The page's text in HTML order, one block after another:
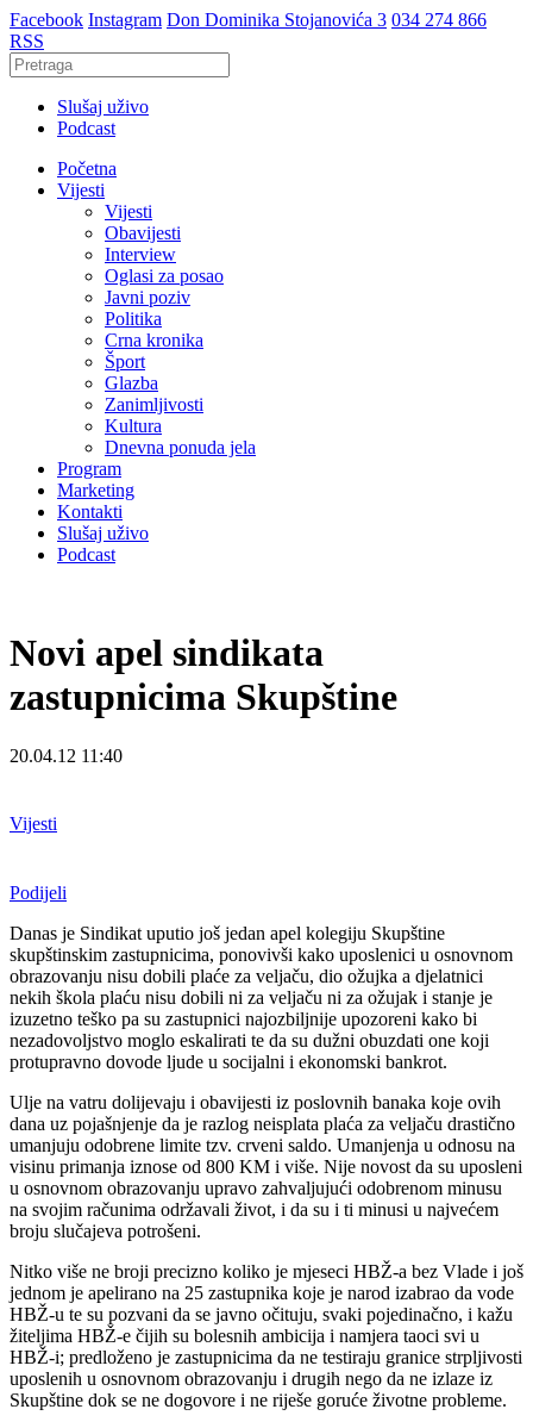
Facebook Instagram Don Dominika Stojanovića 3 034 274 866
RSS
Slušaj uživo
Podcast
Početna
Vijesti
Vijesti
Obavijesti
Interview
Oglasi za posao
Javni poziv
Politika
Crna kronika
Šport
Glazba
Zanimljivosti
Kultura
Dnevna ponuda jela
Program
Marketing
Kontakti
Slušaj uživo
Podcast
Novi apel sindikata
zastupnicima Skupštine
20.04.12 11:40
Vijesti
Podijeli
Danas je Sindikat uputio još jedan apel kolegiju Skupštine
skupštinskim zastupnicima, ponovivši kako uposlenici u osnovnom
obrazovanju nisu dobili plaće za veljaču, dio ožujka a djelatnici
nekih škola plaću nisu dobili ni za veljaču ni za ožujak i stanje je
izuzetno teško pa su zastupnici najozbiljnije upozoreni kako bi
nezadovoljstvo moglo eskalirati te da su dužni obuzdati one koji
protupravno dovode ljude u socijalni i ekonomski bankrot.
Ulje na vatru dolijevaju i obavijesti iz poslovnih banaka koje ovih
dana uz pojašnjenje da je razlog neisplata plaća za veljaču drastično
umanjuju odobrene limite tzv. crveni saldo. Umanjenja u odnosu na
visinu primanja iznose od 800 KM i više. Nije novost da su uposleni
u osnovnom obrazovanju upravo zahvaljujući odobrenom minusu
na svojim računima održavali život, i da su i ti minusi u najvećem
broju slučajeva potrošeni.
Nitko više ne broji precizno koliko je mjeseci HBŽ-a bez Vlade i još
jednom je apelirano na 25 zastupnika koje je narod izabrao da vode
HBŽ-u te su pozvani da se javno očituju, svaki pojedinačno, i kažu
žiteljima HBŽ-e čijih su bolesnih ambicija i namjera taoci svi u
HBŽ-i; predloženo je zastupnicima da ne testiraju granice strpljivosti
uposlenih u osnovnom obrazovanju i drugih nego da ne izlaze iz
Skupštine dok se ne dogovore i ne riješe goruće životne probleme.